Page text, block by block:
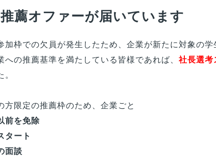
薦オファーが届いています
加枠での欠員が発生したため、企業が新たに対象の学
への推薦基準を満たしている 皆様であれば、 社長選考
方限定の推薦枠のため、企業ごと
前を免除
タート
面談